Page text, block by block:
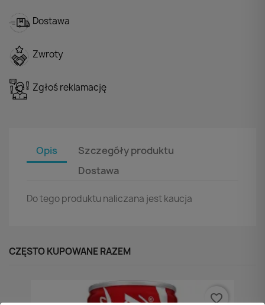
Dostawa
Zwroty
Zgłoś reklamację
Opis
Szczegóły produktu
Dostawa
Do tego produktu naliczana jest kaucja
CZĘSTO KUPOWANE RAZEM
favorite_border